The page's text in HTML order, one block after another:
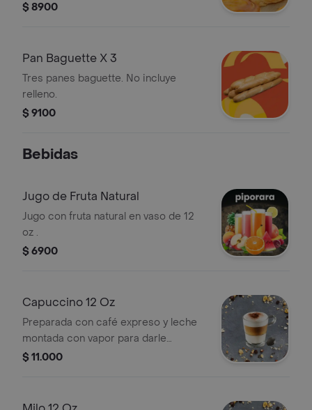
$ 8900
Pan Baguette X 3
Tres panes baguette. No incluye
relleno.
$ 9100
Bebidas
Jugo de Fruta Natural
Jugo con fruta natural en vaso de 12
oz .
$ 6900
Capuccino 12 Oz
Preparada con café expreso y leche
montada con vapor para darle
cremosidad, brandy cacao y canela.
$ 11.000